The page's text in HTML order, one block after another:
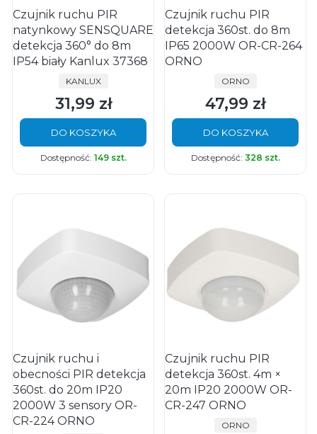
Czujnik ruchu PIR
natynkowy SENSQUARE
detekcja 360° do 8m
IP54 biały Kanlux 37368
PRODUCENT
KANLUX
Cena
31,99 zł
DO KOSZYKA
Dostępność: 149 szt.
Czujnik ruchu PIR
detekcja 360st. do 8m
IP65 2000W OR-CR-264
ORNO
PRODUCENT
ORNO
Cena
47,99 zł
DO KOSZYKA
Dostępność: 328 szt.
Czujnik ruchu i
obecności PIR detekcja
360st. do 20m IP20
2000W 3 sensory OR-
CR-224 ORNO
Czujnik ruchu PIR
detekcja 360st. 4m ×
20m IP20 2000W OR-
CR-247 ORNO
PRODUCENT
ORNO